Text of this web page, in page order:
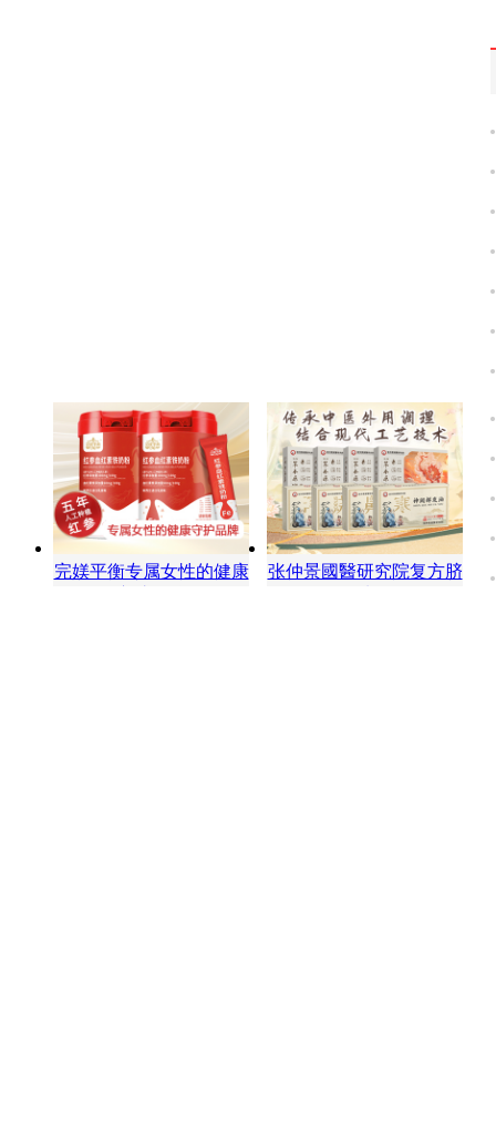
完媄平衡专属女性的健康
张仲景國醫研究院复方脐